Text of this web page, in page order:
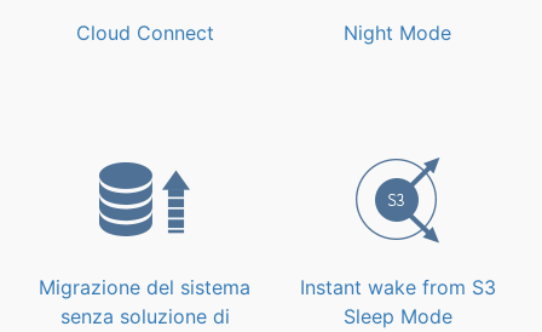
Cloud Connect Night Mode
Migrazione del sistema
senza soluzione di
Instant wake from S3
Sleep Mode